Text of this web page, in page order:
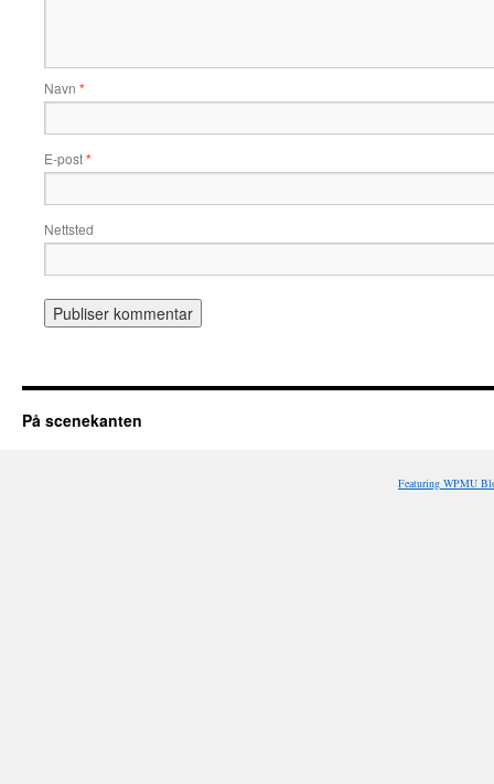
Navn *
E-post*
Nettsted
På scenekanten
Featuring WPMU